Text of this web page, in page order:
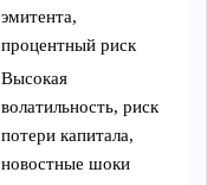
эмитента,
процентный риск
Высокая
волатильность, риск
потери капитала,
новостные шоки